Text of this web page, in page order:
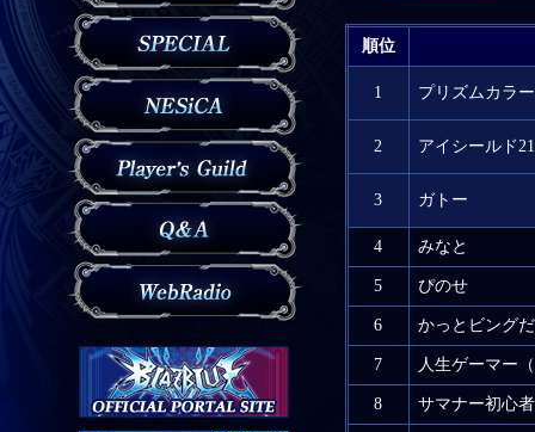
順位
1 プリズムカラ
2 アイシールド21
3 ガトー
4 みなと
5 ぴのせ
6 かっとビング
7 人生ゲーマー
8 サマナー初心者